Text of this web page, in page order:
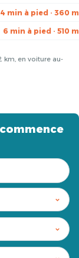
4 min à pied · 360 m
6 min à pied · 510 m
km, en voiture au-